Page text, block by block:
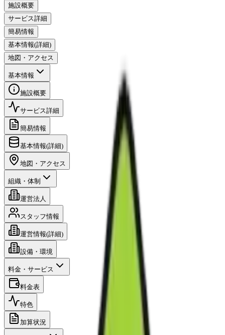
施設概要
サービス詳細
簡易情報
基本情報(詳細)
地図・アクセス
基本情報
施設概要
サービス詳細
簡易情報
基本情報(詳細)
地図・アクセス
組織・体制
運営法人
スタッフ情報
運営情報(詳細)
設備・環境
料金・サービス
料金表
特色
加算状況